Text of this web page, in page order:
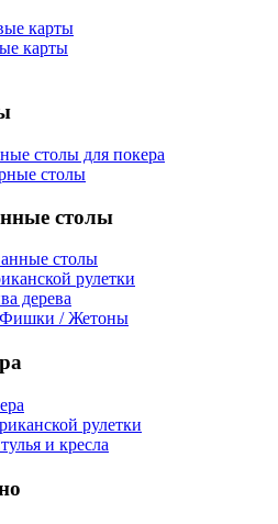
карты
карты
столы для покера
столы
столы
столы
рулетки
дерева
Фишки / Жетоны
рулетки
и кресла